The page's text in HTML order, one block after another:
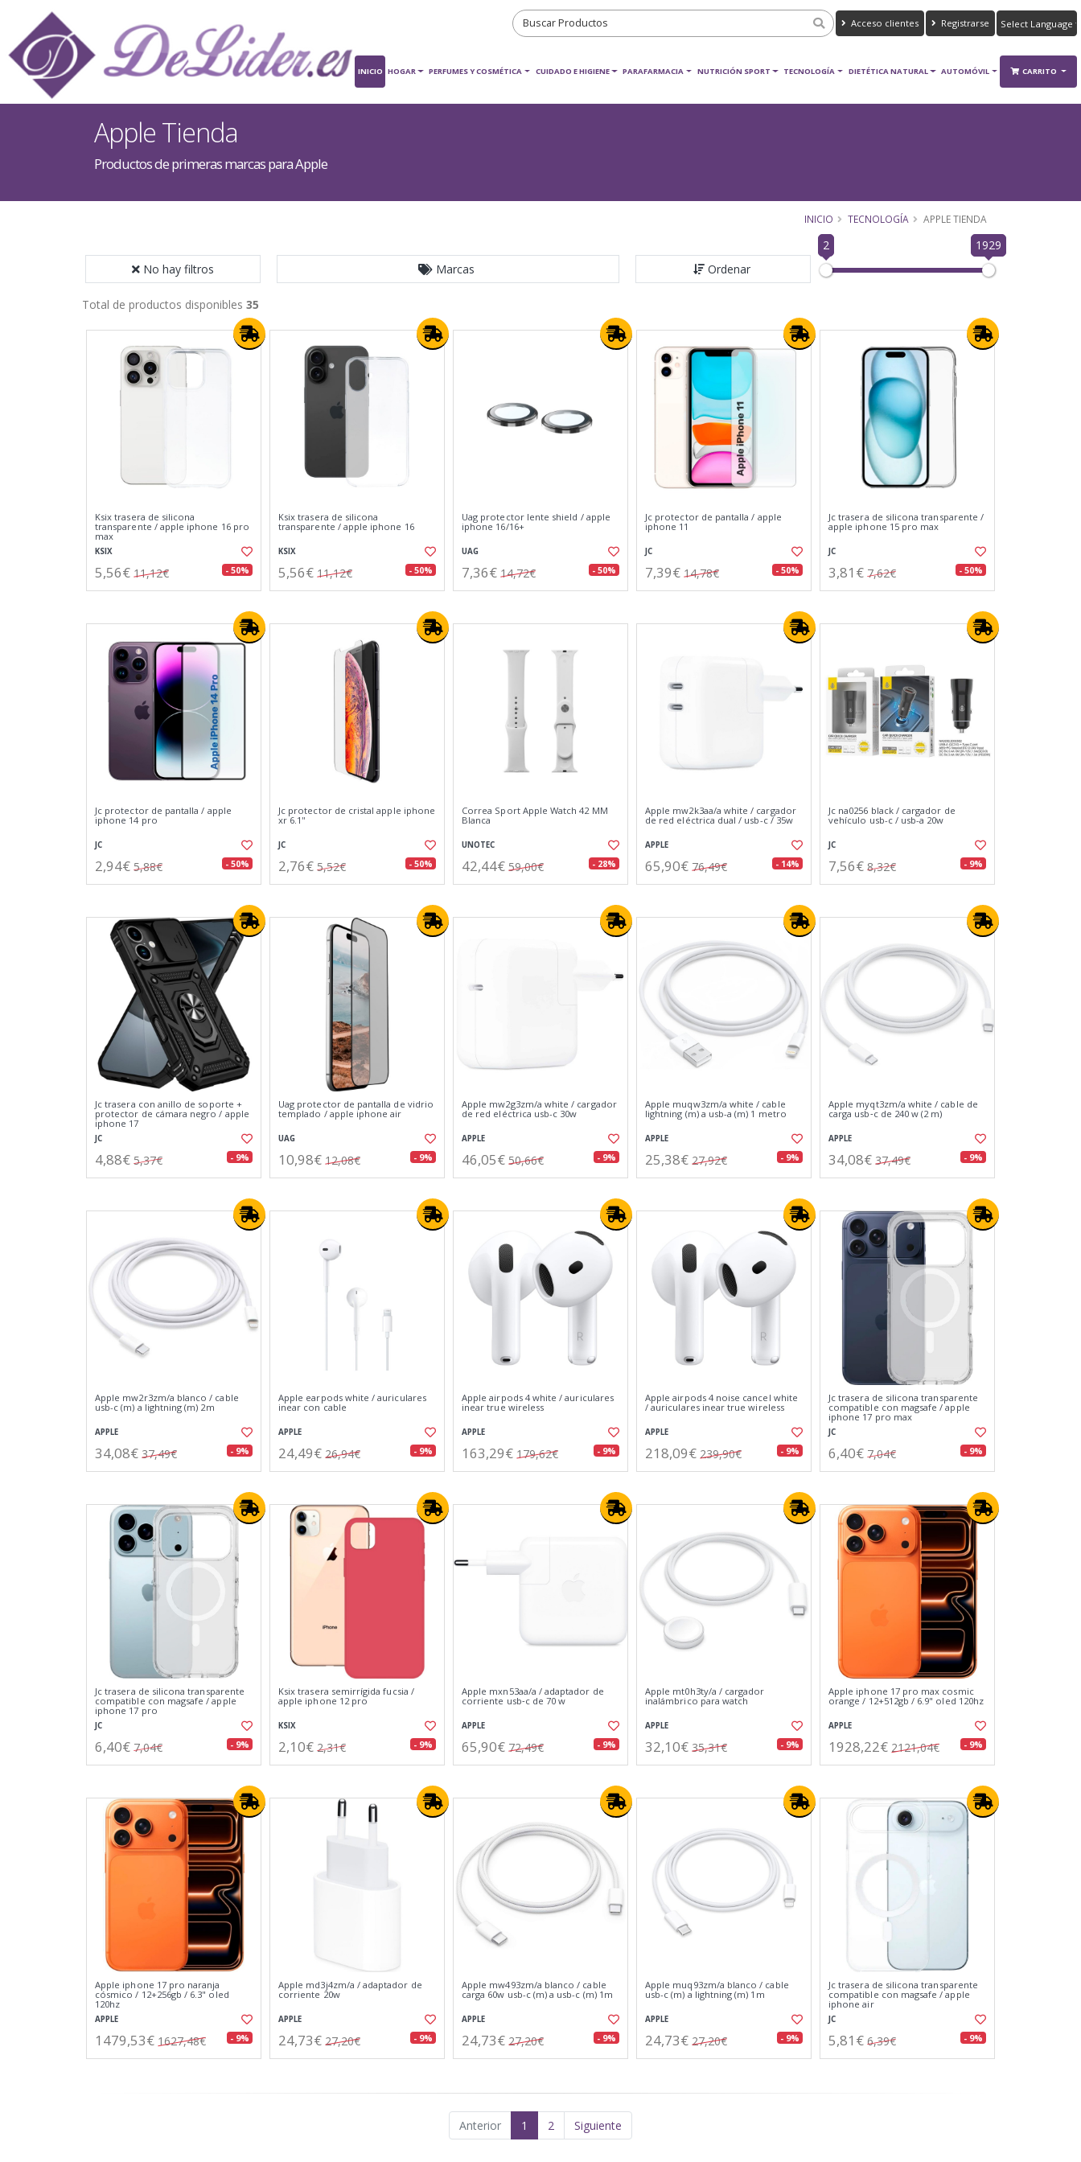
Acceso clientes Registrarse
Translate
INICIO HOGAR PERFUMES Y COSMÉTICA CUIDADO E HIGIENE PARAFARMACIA NUTRICIÓN SPORT TECNOLOGÍA DIETÉTICA NATURAL AUTOMÓVIL CARRITO
Apple Tienda
Productos de primeras marcas para Apple
INICIO TECNOLOGÍA APPLE TIENDA
No hay filtros Marcas Ordenar
2 1929
Total de productos disponibles 35
Ksix trasera de silicona
transparente / apple iphone 16 pro
max
KSIX
5,56€ 11,12€ - 50%
Ksix trasera de silicona
transparente / apple iphone 16
KSIX
5,56€ 11,12€ - 50%
Uag protector lente shield / apple
iphone 16/16+
UAG
7,36€ 14,72€ - 50%
Jc protector de pantalla / apple
iphone 11
JC
7,39€ 14,78€ - 50%
Jc trasera de silicona transparente /
apple iphone 15 pro max
JC
3,81€ 7,62€ - 50%
Jc protector de pantalla / apple
iphone 14 pro
JC
2,94€ 5,88€ - 50%
Jc protector de cristal apple iphone
xr 6.1''
JC
2,76€ 5,52€ - 50%
Correa Sport Apple Watch 42 MM
Blanca
UNOTEC
42,44€ 59,00€ - 28%
Apple mw2k3aa/a white / cargador
de red eléctrica dual / usb-c / 35w
APPLE
65,90€ 76,49€ - 14%
Jc na0256 black / cargador de
vehículo usb-c / usb-a 20w
JC
7,56€ 8,32€ - 9%
Jc trasera con anillo de soporte +
protector de cámara negro / apple
iphone 17
JC
4,88€ 5,37€ - 9%
Uag protector de pantalla de vidrio
templado / apple iphone air
UAG
10,98€ 12,08€ - 9%
Apple mw2g3zm/a white / cargador
de red eléctrica usb-c 30w
APPLE
46,05€ 50,66€ - 9%
Apple muqw3zm/a white / cable
lightning (m) a usb-a (m) 1 metro
APPLE
25,38€ 27,92€ - 9%
Apple myqt3zm/a white / cable de
carga usb‑c de 240 w (2 m)
APPLE
34,08€ 37,49€ - 9%
Apple mw2r3zm/a blanco / cable
usb-c (m) a lightning (m) 2m
APPLE
34,08€ 37,49€ - 9%
Apple earpods white / auriculares
inear con cable
APPLE
24,49€ 26,94€ - 9%
Apple airpods 4 white / auriculares
inear true wireless
APPLE
163,29€ 179,62€ - 9%
Apple airpods 4 noise cancel white
/ auriculares inear true wireless
APPLE
218,09€ 239,90€ - 9%
Jc trasera de silicona transparente
compatible con magsafe / apple
iphone 17 pro max
JC
6,40€ 7,04€ - 9%
Jc trasera de silicona transparente
compatible con magsafe / apple
iphone 17 pro
JC
6,40€ 7,04€ - 9%
Ksix trasera semirrígida fucsia /
apple iphone 12 pro
KSIX
2,10€ 2,31€ - 9%
Apple mxn53aa/a / adaptador de
corriente usb‑c de 70 w
APPLE
65,90€ 72,49€ - 9%
Apple mt0h3ty/a / cargador
inalámbrico para watch
APPLE
32,10€ 35,31€ - 9%
Apple iphone 17 pro max cosmic
orange / 12+512gb / 6.9" oled 120hz
APPLE
1928,22€ 2121,04€ - 9%
Apple iphone 17 pro naranja
cósmico / 12+256gb / 6.3" oled
120hz
APPLE
1479,53€ 1627,48€ - 9%
Apple md3j4zm/a / adaptador de
corriente 20w
APPLE
24,73€ 27,20€ - 9%
Apple mw493zm/a blanco / cable
carga 60w usb-c (m) a usb-c (m) 1m
APPLE
24,73€ 27,20€ - 9%
Apple muq93zm/a blanco / cable
usb-c (m) a lightning (m) 1m
APPLE
24,73€ 27,20€ - 9%
Jc trasera de silicona transparente
compatible con magsafe / apple
iphone air
JC
5,81€ 6,39€ - 9%
Anterior 1 2 Siguiente